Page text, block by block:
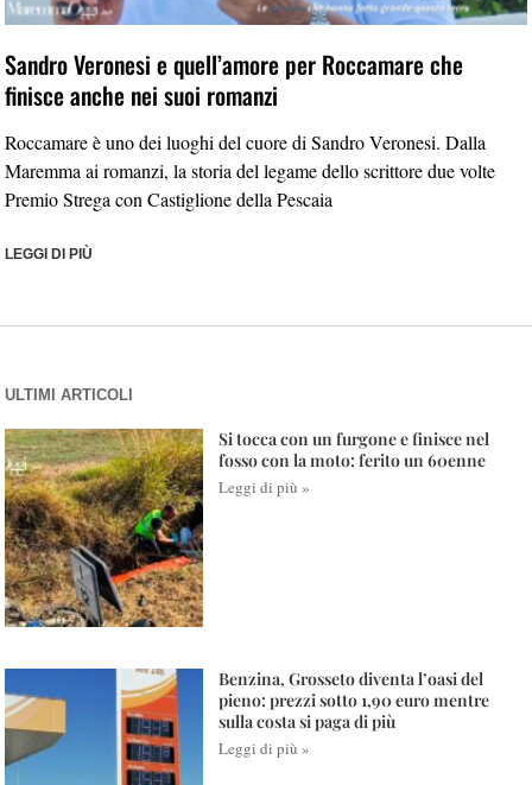
Sandro Veronesi e quell’amore per Roccamare che
finisce anche nei suoi romanzi
Roccamare è uno dei luoghi del cuore di Sandro Veronesi. Dalla
Maremma ai romanzi, la storia del legame dello scrittore due volte
Premio Strega con Castiglione della Pescaia
LEGGI DI PIÙ
ULTIMI ARTICOLI
Si tocca con un furgone e finisce nel
fosso con la moto: ferito un 60enne
Leggi di più »
Benzina, Grosseto diventa l’oasi del
pieno: prezzi sotto 1,90 euro mentre
sulla costa si paga di più
Leggi di più »